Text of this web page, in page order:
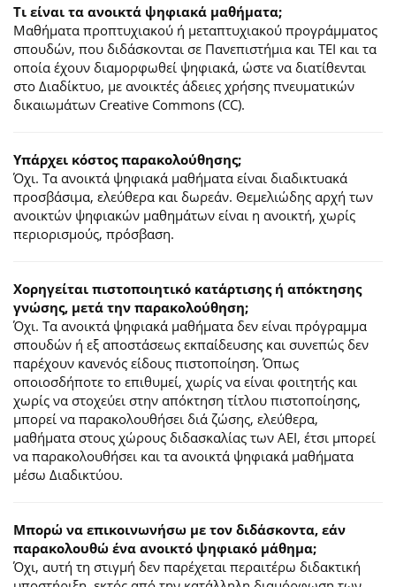
Τι είναι τα ανοικτά ψηφιακά μαθήματα;
Μαθήματα προπτυχιακού ή μεταπτυχιακού προγράμματος
σπουδών, που διδάσκονται σε Πανεπιστήμια και ΤΕΙ και τα
οποία έχουν διαμορφωθεί ψηφιακά, ώστε να διατίθενται
στο Διαδίκτυο, με ανοικτές άδειες χρήσης πνευματικών
δικαιωμάτων Creative Commons (CC).
Υπάρχει κόστος παρακολούθησης;
Όχι. Τα ανοικτά ψηφιακά μαθήματα είναι διαδικτυακά
προσβάσιμα, ελεύθερα και δωρεάν. Θεμελιώδης αρχή των
ανοικτών ψηφιακών μαθημάτων είναι η ανοικτή, χωρίς
περιορισμούς, πρόσβαση.
Χορηγείται πιστοποιητικό κατάρτισης ή απόκτησης
γνώσης, μετά την παρακολούθηση;
Όχι. Τα ανοικτά ψηφιακά μαθήματα δεν είναι πρόγραμμα
σπουδών ή εξ αποστάσεως εκπαίδευσης και συνεπώς δεν
παρέχουν κανενός είδους πιστοποίηση. Όπως
οποιοσδήποτε το επιθυμεί, χωρίς να είναι φοιτητής και
χωρίς να στοχεύει στην απόκτηση τίτλου πιστοποίησης,
μπορεί να παρακολουθήσει διά ζώσης, ελεύθερα,
μαθήματα στους χώρους διδασκαλίας των ΑΕΙ, έτσι μπορεί
να παρακολουθήσει και τα ανοικτά ψηφιακά μαθήματα
μέσω Διαδικτύου.
Μπορώ να επικοινωνήσω με τον διδάσκοντα, εάν
παρακολουθώ ένα ανοικτό ψηφιακό μάθημα;
Όχι, αυτή τη στιγμή δεν παρέχεται περαιτέρω διδακτική